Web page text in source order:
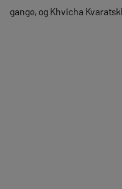
gange, og Khvicha